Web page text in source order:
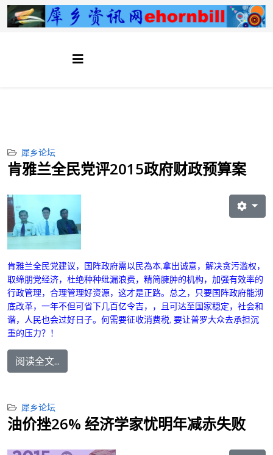
犀乡论坛
肯雅兰全民党评2015政府财政预算案
肯雅兰全民党建议，国阵政府需以民為本,拿出诚意，解决贪污滥权，
取缔朋党经济，杜绝种种纰漏浪费，精简臃肿的机构，加强有效率的
行政管理，合理管理好资源，这才是正路。 总之，只要国阵政府能沏
底改革，一年不但可省下几百亿令吉，，且可达至国家穏定，社会和
谐，人民也会过好日子。何需要征收消费税, 要让普罗大众去承担沉
重的压力？！
阅读全文...
犀乡论坛
油价挫26% 经济学家忧明年减赤失败